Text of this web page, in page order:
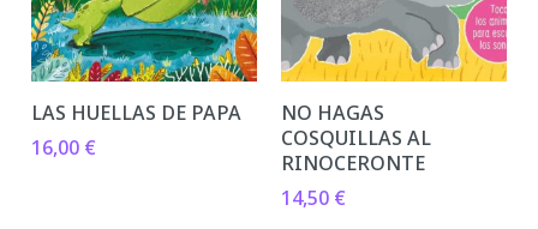
LAS HUELLAS DE PAPA
16,00 €
NO HAGAS
COSQUILLAS AL
RINOCERONTE
14,50 €